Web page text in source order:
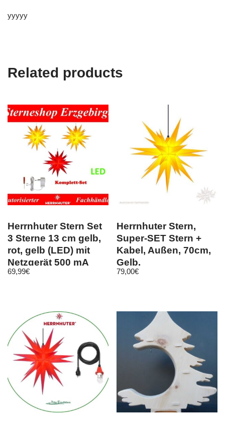
yyyyy
Related products
Herrnhuter Stern Set
3 Sterne 13 cm gelb,
rot, gelb (LED) mit
Netzgerät 500 mA
69,99€
Herrnhuter Stern,
Super-SET Stern +
Kabel, Außen, 70cm,
Gelb,
Weihnachtsstern
79,00€